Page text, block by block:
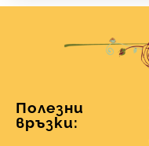
Полезни
връзки: